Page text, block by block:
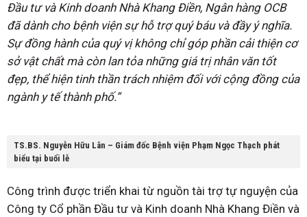
Đầu tư và Kinh doanh Nhà Khang Điền, Ngân hàng OCB
đã dành cho bệnh viện sự hỗ trợ quý báu và đầy ý nghĩa.
Sự đồng hành của quý vị không chỉ góp phần cải thiện cơ
sở vật chất mà còn lan tỏa những giá trị nhân văn tốt
đẹp, thể hiện tinh thần trách nhiệm đối với cộng đồng của
ngành y tế thành phố.”
TS.BS. Nguyễn Hữu Lân – Giám đốc Bệnh viện Phạm Ngọc Thạch phát
biểu tại buổi lễ
Công trình được triển khai từ nguồn tài trợ tự nguyện của
Công ty Cổ phần Đầu tư và Kinh doanh Nhà Khang Điền và